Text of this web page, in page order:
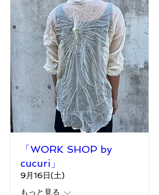
「WORK SHOP by
cucuri」
9月16日(土)
もっと見る